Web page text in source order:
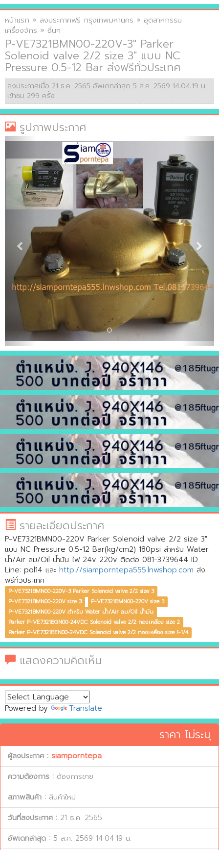
หน้าแรก » ลงประกาศฟรี กรุงเทพมหานคร » อุตสาหกรรม
เครื่องจักร » อื่นๆ
P-VE7321BMN00-220V-3" Parker
Solenoid valve 2/2 size 3" แบบ NC
Pressure 0.5-12 Bar ส่งฟรีทั่วประเทศ
ลงประกาศเมื่อ 21 ธ.ค. 2565 อัพเดทล่าสุด 5 ส.ค. 2569 14:04:19 น.
เข้าชม 299 ครั้ง
รูปภาพประกาศ
รายละเอียดประกาศ
P-VE7321BMN00-220V Parker Solenoid valve 2/2 size 3"
แบบ NC Pressure 0.5-12 Bar(kg/cm2) 180psi สำหรับ Water
น้ำ/Air ลม/Oil น้ำมัน ไฟ 24v 220v ติดต่อ 081-3739644 ID
Line: pol14 และ http://siamporntepa555.lnwshop.com ส่ง
ฟรีทั่วประเทศ
P-VE7321BMN00-220V-3 Parker Solenoid valve 2/2 size 3
P-VE7321BMN00-220V size 3
P-VE7321BMN00-220V size 3
P-VE7321BMN00-220V สำหรับ Water น้ำ/Air ลม/Oil น้ำมัน
Parker P-VE7321BGN00-24VDC Solenoid valve 2/2 ทองเหลือง size 2
Parker P-VE7321BEN00-24VDC Solenoid valve 2/2 ทองเหลือง size 1-1/4
แสดงความคิดเห็น
Powered by Translate
ราคา ไม่ระบุ
ผู้ลงประกาศ : siamporntepa
ความต้องการ : ต้องการขาย
สภาพสินค้า : สินค้าใหม่
วันที่ลงประกาศ : 21 ธ.ค. 2565
อัพเดทล่าสุด : 5 ส.ค. 2569 14:04:19 น.